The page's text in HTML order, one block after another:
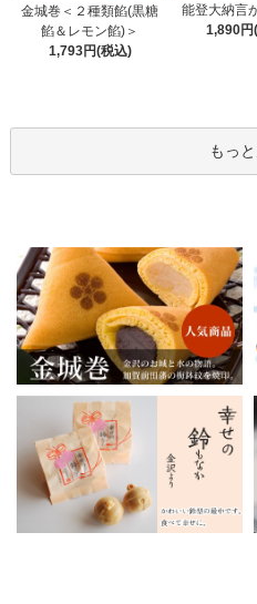
金城巻＜２種類餡(黒糖
餡＆レモン餡)＞
1,793円(税込)
能登大納言
1,890円
もっ